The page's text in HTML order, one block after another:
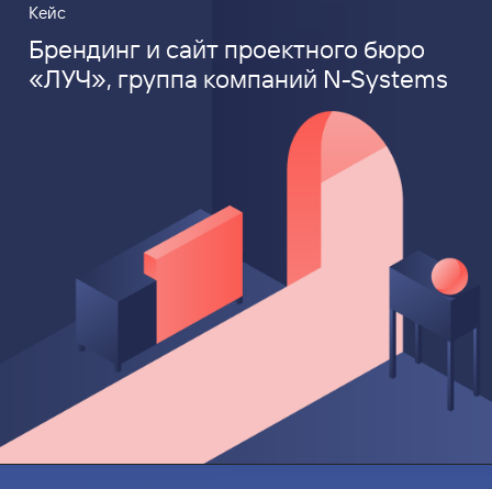
Кейс
Брендинг и сайт проектного бюро
«ЛУЧ», группа компаний N-Systems